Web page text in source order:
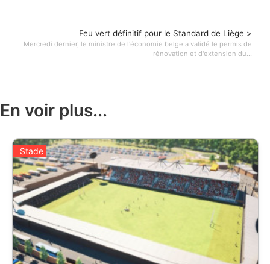
Feu vert définitif pour le Standard de Liège >
Mercredi dernier, le ministre de l'économie belge a validé le permis de
rénovation et d'extension du...
En voir plus...
Stade